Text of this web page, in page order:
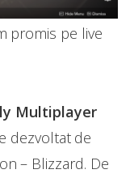
promis pe live
Multiplayer
dezvoltat de
– Blizzard. De